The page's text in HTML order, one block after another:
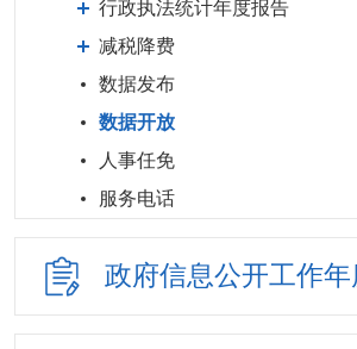
行政执法统计年度报告
减税降费
数据发布
数据开放
人事任免
服务电话
政府信息公开工作